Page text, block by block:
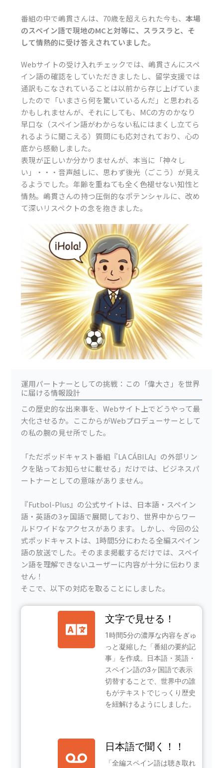
番組の中で嶋貫さんは、70歳を超えられた今も、本場
のスペイン語で現地のMCと対等に、スラスラと、そ
して情熱的に受け答えされていました。
Webサイトの受け入れチェックでは、嶋貫さんにスペ
イン語の確認をしていただきましたし、留学支援では
通訳もこなされていることは以前から存じ上げていま
したので「いまさら何を驚いているんだ」と思われる
かもしれませんが、それにしても、MCの方のかなり
早口な（スペイン語がわからない私にはまくし立てら
れるように聞こえる）質問にも応対されており、心の
底から感動しました。
表現が正しいか分かりませんが、本当に「神々し
い」・・・音声越しに、思わず後光（ごこう）が見え
るようでした。年齢を重ねても全く色褪せない知性と
情熱。嶋貫さんの持つ圧倒的なポテンシャルに、改め
て深いリスペクトの念を抱きました。
運用パートナーとしての挑戦：この「偉大さ」を世界
に届ける情報設計
この歴史的な出来事を、Webサイト上でどうやって最
大化させるか。ここからがWebプロデューサーとして
の私の腕の見せ所でした。
「ただポッドキャスト番組『LA CÁBILA』の外部リン
クを貼ってお知らせに載せる」だけでは、ビジネスパ
ートナーとしての意味がありません。
『Futbol-Plus』の公式サイトは、日本語・スペイン
語・英語の3ヶ国語で展開しており、世界中からワー
ルドワイドなアクセスがあります。しかし、今回の公
式ポッドキャストは、1時間5分にわたる全編スペイン
語の放送でした。そのまま掲載するだけでは、スペイ
ン語を理解できないユーザーに内容が十分に伝わりま
せん！
そこで、以下の対応を取ることにしました。
文字で見せる！
1時間5分の濃厚な内容をぎゅ
っと凝縮した「番組の要約記
事」を作成。日本語・英語・
スペイン語の3ヶ国語で表示
切替することで、世界中の誰
もがテキストでじっくり歴史
を紐解けるようにしました。
日本語で聞く！！
「全編スペイン語は聴き取れ